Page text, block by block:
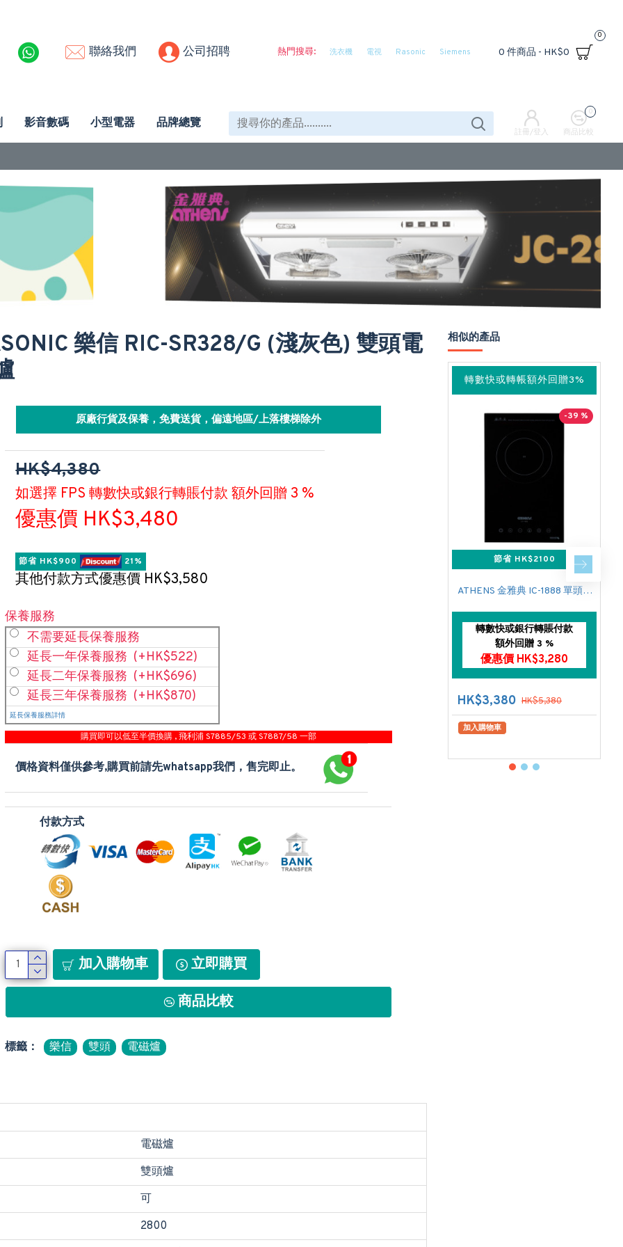
聯絡我們 公司招聘 熱門搜尋: 洗衣機 電視 Rasonic Siemens 0 件商品 - HK$0
0
影音數碼 小型電器 品牌總覽
註冊/登入 商品比較
0
樂信 RIC-SR328/G (淺灰色) 雙頭電
原廠行貨及保養，免費送貨，偏遠地區/上落樓梯除外
HK$4,380
如選擇 FPS 轉數快或銀行轉賬付款 額外回贈 3 %
優惠價 HK$3,480
節省 HK$900 21%
其他付款方式優惠價 HK$3,580
保養服務
不需要延長保養服務
延長一年保養服務 (+HK$522)
延長二年保養服務 (+HK$696)
延長三年保養服務 (+HK$870)
延長保養服務詳情
購買即可以低至半價換購 , 飛利浦 S7885/53 或 S7887/58 一部
價格資料僅供參考,購買前請先whatsapp我們，售完即止。
付款方式
加入購物車 立即購買
商品比較
標籤： 樂信 雙頭 電磁爐
電磁爐
雙頭爐
可
2800
相似的產品
轉數快或轉帳額外回贈3%
-39 %
節省 HK$2100
ATHENS 金雅典 IC-1888 單頭電磁爐
轉數快或銀行轉賬付款
額外回贈 3 %
優惠價 HK$3,280
HK$3,380 HK$5,380
加入購物車